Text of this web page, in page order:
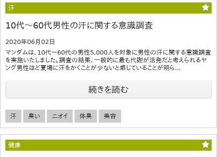
汗
10代～60代男性の汗に関する意識調査
2020年06月02日
マンダムは、10代～60代の男性5,000人を対象に男性の汗に関する意識調査
を実施いたしました。調査の結果、一般的に最も代謝が活発だと考えられるヤ
ング男性ほど夏場に汗をかくことが少ないと感じていることが明ら...
続きを読む
汗 臭い ニオイ 体臭 美容
健康